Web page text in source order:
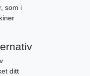
som i
ditt